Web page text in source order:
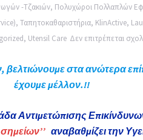
-Τζακιών, Πολυχώροι Πολλαπλών
, Ταπητοκαθαριστήρια, KlinActive,
, Utensil Care Δεν επιτρέπεται
στα ανώτερα
έχουμε μέλλον.!!
Αντιμετώπισης
αναβαθμίζει την